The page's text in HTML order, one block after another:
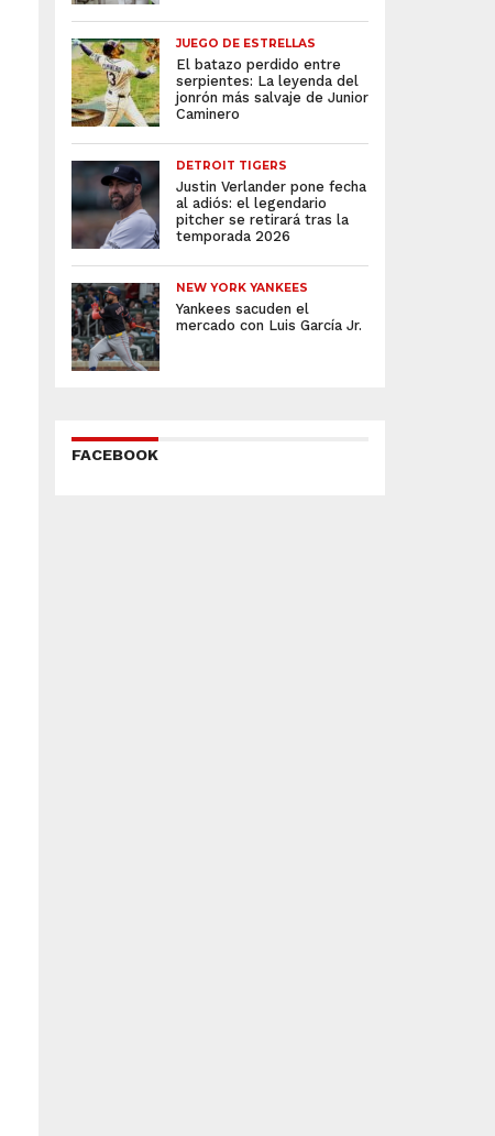
JUEGO DE ESTRELLAS
El batazo perdido entre
serpientes: La leyenda del
jonrón más salvaje de Junior
Caminero
DETROIT TIGERS
Justin Verlander pone fecha
al adiós: el legendario
pitcher se retirará tras la
temporada 2026
NEW YORK YANKEES
Yankees sacuden el
mercado con Luis García Jr.
FACEBOOK